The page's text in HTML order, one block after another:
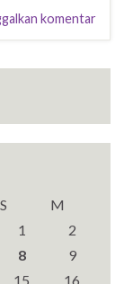
komentar
S
M
1
2
8
9
15
16